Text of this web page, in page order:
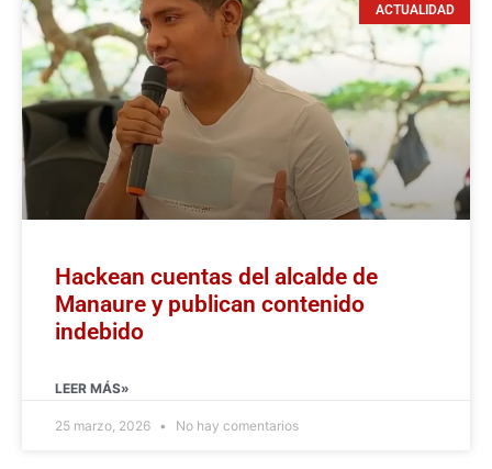
ACTUALIDAD
Hackean cuentas del alcalde de
Manaure y publican contenido
indebido
LEER MÁS»
25 marzo, 2026 No hay comentarios